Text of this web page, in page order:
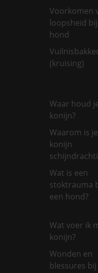
Voorkomen
loopsheid
hond
(kruising)
Waar houd
konijn?
Waarom is je
konijn
Wat is een
stoktrauma
een hond?
Wat voer ik
konijn?
Wonden en
blessures bij